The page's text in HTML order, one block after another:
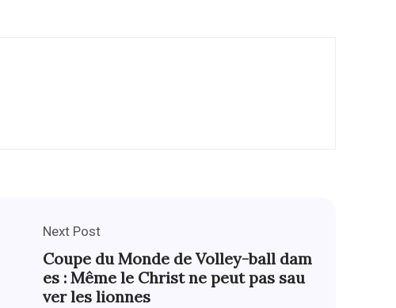
Next Post
Coupe du Monde de Volley-ball dam
es : Même le Christ ne peut pas sau
ver les lionnes